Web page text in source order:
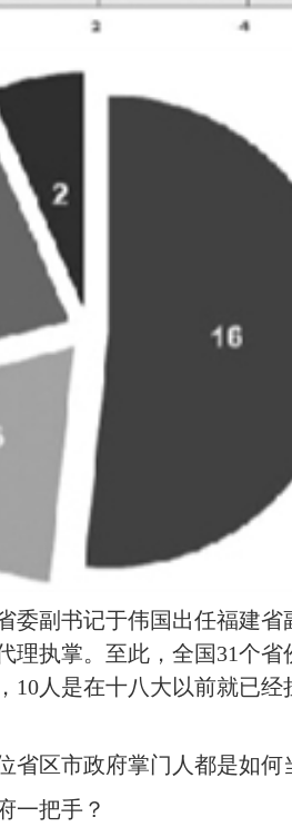
副书记于伟国出任福建省
理执掌。至此，全国31个
10人是在十八大以前就已
区市政府掌门人都是如何
把手？